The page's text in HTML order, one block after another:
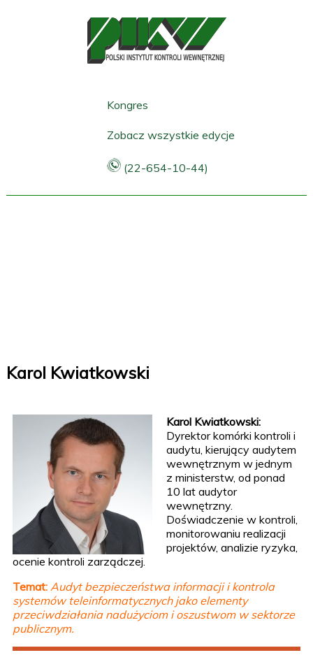
Kongres
Zobacz wszystkie edycje
(22-654-10-44)
Karol Kwiatkowski
Karol Kwiatkowski:
Dyrektor komórki kontroli i
audytu, kierujący audytem
wewnętrznym w jednym
z ministerstw, od ponad
10 lat audytor
wewnętrzny.
Doświadczenie w kontroli,
monitorowaniu realizacji
projektów, analizie ryzyka,
ocenie kontroli zarządczej.
Temat: Audyt bezpieczeństwa informacji i kontrola
systemów teleinformatycznych jako elementy
przeciwdziałania nadużyciom i oszustwom w sektorze
publicznym.